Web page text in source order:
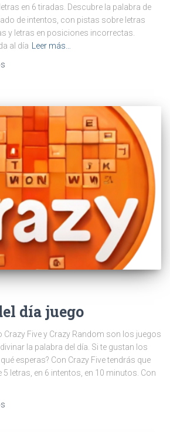
en 6 tiradas. Descubre la palabra de
de intentos, con pistas sobre letras
y letras en posiciones incorrectas.
al día Leer más…
día juego
Crazy Five y Crazy Random son los juegos
la palabra del día. Si te gustan los
esperas? Con Crazy Five tendrás que
5 letras, en 6 intentos, en 10 minutos. Con